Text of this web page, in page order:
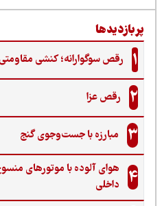
رقص سوگوارانه؛ کنشی مقاومتی
رقص عزا
مبارزه با جست‌وجوی گنج‌
هوای آلوده با موتورهای
داخلی